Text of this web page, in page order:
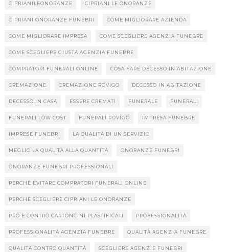
CIPRIANILEONORANZE CIPRIANI LE ONORANZE
CIPRIANI ONORANZE FUNEBRI COME MIGLIORARE AZIENDA
COME MIGLIORARE IMPRESA COME SCEGLIERE AGENZIA FUNEBRE
COME SCEGLIERE GIUSTA AGENZIA FUNEBRE
COMPRATORI FUNERALI ONLINE COSA FARE DECESSO IN ABITAZIONE
CREMAZIONE CREMAZIONE ROVIGO DECESSO IN ABITAZIONE
DECESSO IN CASA ESSERE CREMATI FUNERALE FUNERALI
FUNERALI LOW COST FUNERALI ROVIGO IMPRESA FUNEBRE
IMPRESE FUNEBRI LA QUALITÀ DI UN SERVIZIO
MEGLIO LA QUALITÀ ALLA QUANTITÀ ONORANZE FUNEBRI
ONORANZE FUNEBRI PROFESSIONALI
PERCHÈ EVITARE COMPRATORI FUNERALI ONLINE
PERCHÈ SCEGLIERE CIPRIANI LE ONORANZE
PRO E CONTRO CARTONCINI PLASTIFICATI PROFESSIONALITÀ
PROFESSIONALITÀ AGENZIA FUNEBRE QUALITÀ AGENZIA FUNEBRE
QUALITÀ CONTRO QUANTITÀ SCEGLIERE AGENZIE FUNEBRI